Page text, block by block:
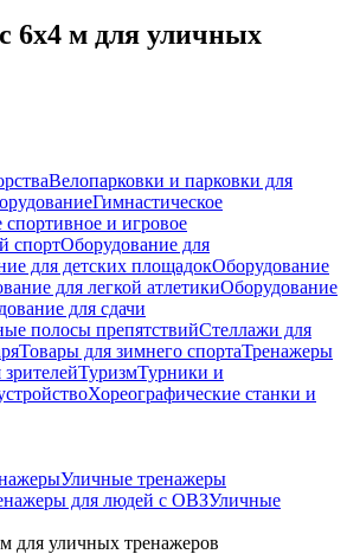
6х4 м для уличных
Велопарковки и парковки для
Гимнастическое
спортивное и игровое
спортОборудование для
для детских площадокОборудование
для легкой атлетикиОборудование
для сдачи
полосы препятствийСтеллажи для
Товары для зимнего спортаТренажеры
ТуризмТурники и
Хореографические станки и
Уличные тренажеры
для людей с ОВЗУличные
для уличных тренажеров